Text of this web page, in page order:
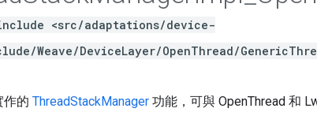
<src/adaptations/device-
Weave/DeviceLayer/OpenThread/
作的 ThreadStackManager 功能，可與 OpenThread 和